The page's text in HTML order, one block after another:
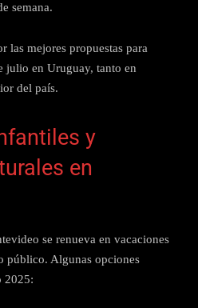
semana.
las mejores propuestas para
julio en Uruguay, tanto en
del país.
y
en
se renueva en vacaciones
público. Algunas opciones
2025: